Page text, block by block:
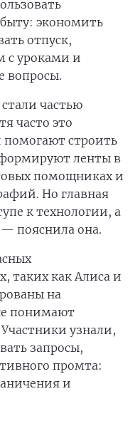
экономить
отпуск,
с уроками и
вопросы.
частью
часто это
строить
ленты в
помощниках и
Но главная
к технологии, а
пояснила она.
таких как Алиса и
на
понимают
узнали,
запросы,
промта:
и